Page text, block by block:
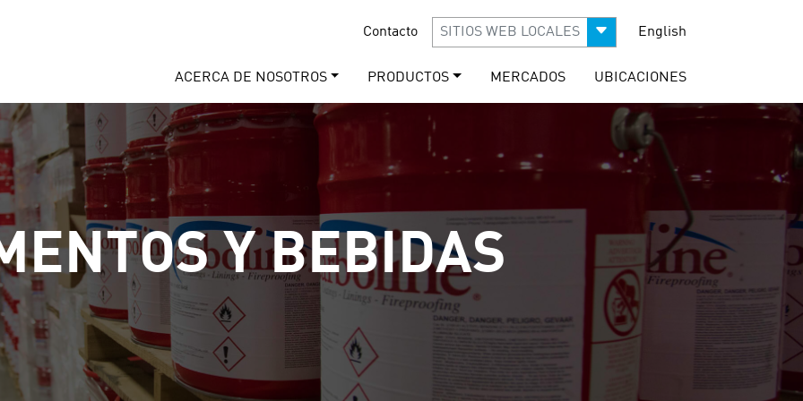
Contacto SITIOS WEB LOCALES English
ACERCA DE NOSOTROS PRODUCTOS MERCADOS UBICACIONES
Y BEBIDAS